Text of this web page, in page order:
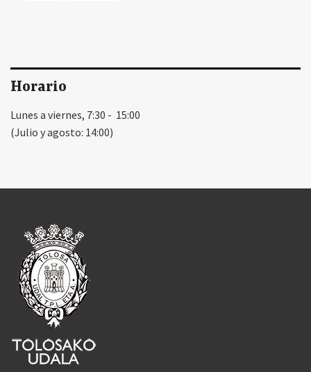
Horario
Lunes a viernes, 7:30 - 15:00
(Julio y agosto: 14:00)